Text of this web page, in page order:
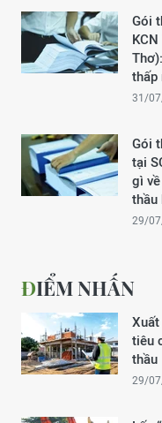
Gói
thấp
31/
Gói
tại
gì
thầu
29/
ĐIỂM NHẤN
Xuất
tiêu
thầu
29/